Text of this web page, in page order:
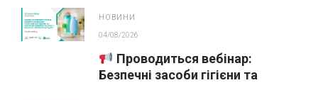
НОВИНИ
04/08/2026
Проводиться вебінар:
Безпечні засоби гігієни та